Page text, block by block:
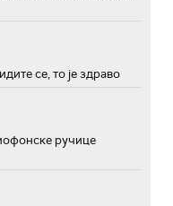
се, то је здраво
ручице